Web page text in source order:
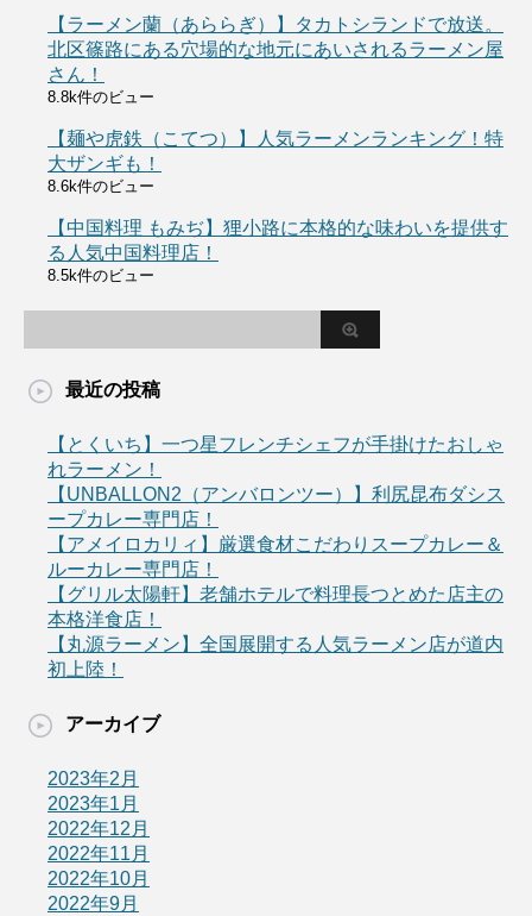
【ラーメン蘭（あららぎ）】タカトシランドで放送。
北区篠路にある穴場的な地元にあいされるラーメン屋
さん！
8.8k件のビュー
【麺や虎鉄（こてつ）】人気ラーメンランキング！特
大ザンギも！
8.6k件のビュー
【中国料理 もみぢ】狸小路に本格的な味わいを提供す
る人気中国料理店！
8.5k件のビュー
最近の投稿
【とくいち】一つ星フレンチシェフが手掛けたおしゃ
れラーメン！
【UNBALLON2（アンバロンツー）】利尻昆布ダシス
ープカレー専門店！
【アメイロカリィ】厳選食材こだわりスープカレー＆
ルーカレー専門店！
【グリル太陽軒】老舗ホテルで料理長つとめた店主の
本格洋食店！
【丸源ラーメン】全国展開する人気ラーメン店が道内
初上陸！
アーカイブ
2023年2月
2023年1月
2022年12月
2022年11月
2022年10月
2022年9月